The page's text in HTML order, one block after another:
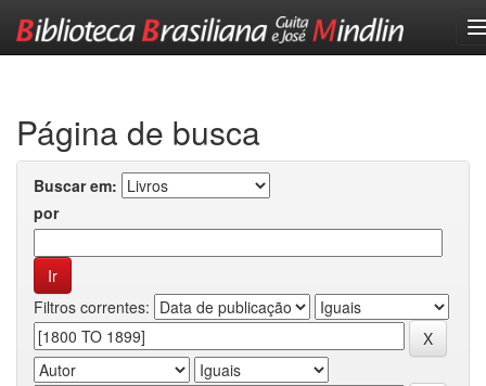
Página de busca
Buscar em:
por
Filtros correntes: